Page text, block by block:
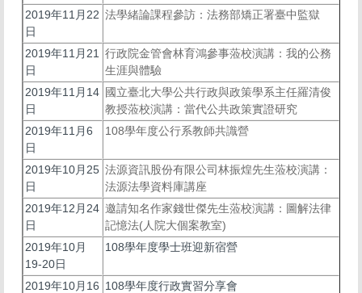
2019年11月22
日
法學緒論課程參訪：法務部矯正署臺中監獄
2019年11月21
日
行政院金管會林育鴻參事蒞校演講：我的公務
生涯與體驗
2019年11月14
日
國立臺北大學公共行政與政策學系主任羅清俊
教授蒞校演講：當代公共政策實證研究
2019年11月6
日
108學年度公行系教師共識營
2019年10月25
日
法源資訊股份有限公司林振煌先生蒞校演講：
法源法學資料庫講座
2019年12月24
日
邀請知名作家錢世傑先生蒞校演講：圖解法律
記憶法(人院大個案教室)
2019年10月
19-20日
108學年度學士班迎新宿營
2019年10月16 108學年度行政實習分享會